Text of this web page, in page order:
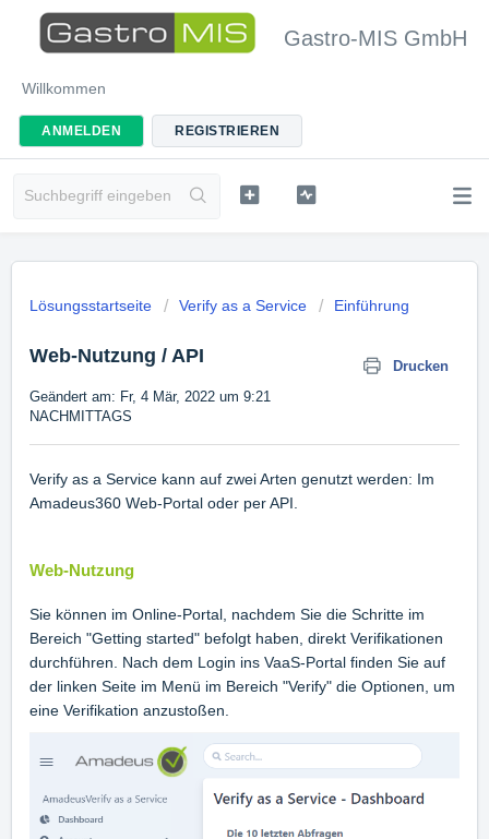
Gastro-MIS GmbH
Willkommen
ANMELDEN REGISTRIEREN
Lösungsstartseite Verify as a Service Einführung
Web-Nutzung / API
Drucken
Geändert am: Fr, 4 Mär, 2022 um 9:21
NACHMITTAGS
Verify as a Service kann auf zwei Arten genutzt werden: Im
Amadeus360 Web-Portal oder per API.
Web-Nutzung
Sie können im Online-Portal, nachdem Sie die Schritte im
Bereich "Getting started" befolgt haben, direkt Verifikationen
durchführen. Nach dem Login ins VaaS-Portal finden Sie auf
der linken Seite im Menü im Bereich "Verify" die Optionen, um
eine Verifikation anzustoßen.